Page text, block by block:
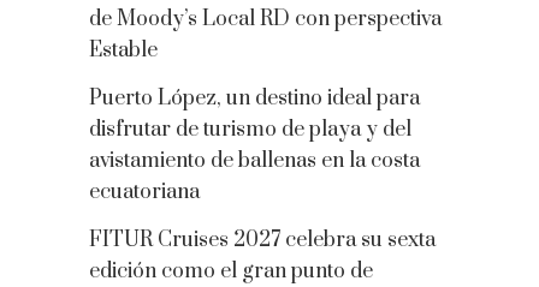
de Moody’s Local RD con perspectiva
Estable
Puerto López, un destino ideal para
disfrutar de turismo de playa y del
avistamiento de ballenas en la costa
ecuatoriana
FITUR Cruises 2027 celebra su sexta
edición como el gran punto de